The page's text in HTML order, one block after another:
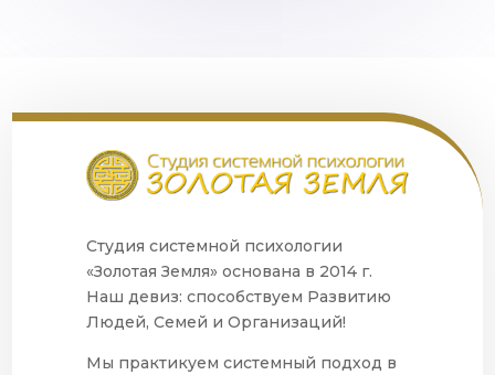
Студия системной психологии
«Золотая Земля» основана в 2014 г.
Наш девиз: способствуем Развитию
Людей, Семей и Организаций!
Мы практикуем системный подход в